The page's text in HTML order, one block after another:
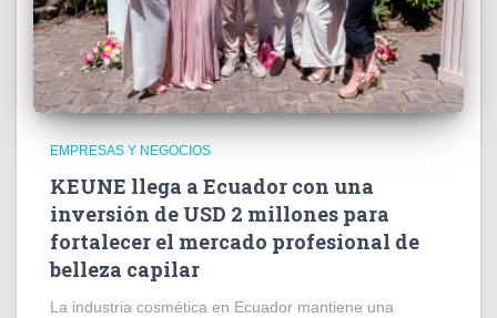
EMPRESAS Y NEGOCIOS
KEUNE llega a Ecuador con una
inversión de USD 2 millones para
fortalecer el mercado profesional de
belleza capilar
La industria cosmética en Ecuador mantiene una